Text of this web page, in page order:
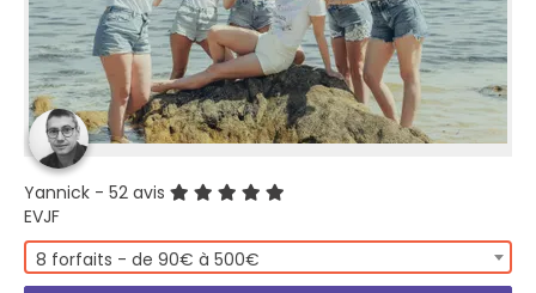
Yannick - 52 avis
EVJF
8 forfaits - de 90€ à 500€